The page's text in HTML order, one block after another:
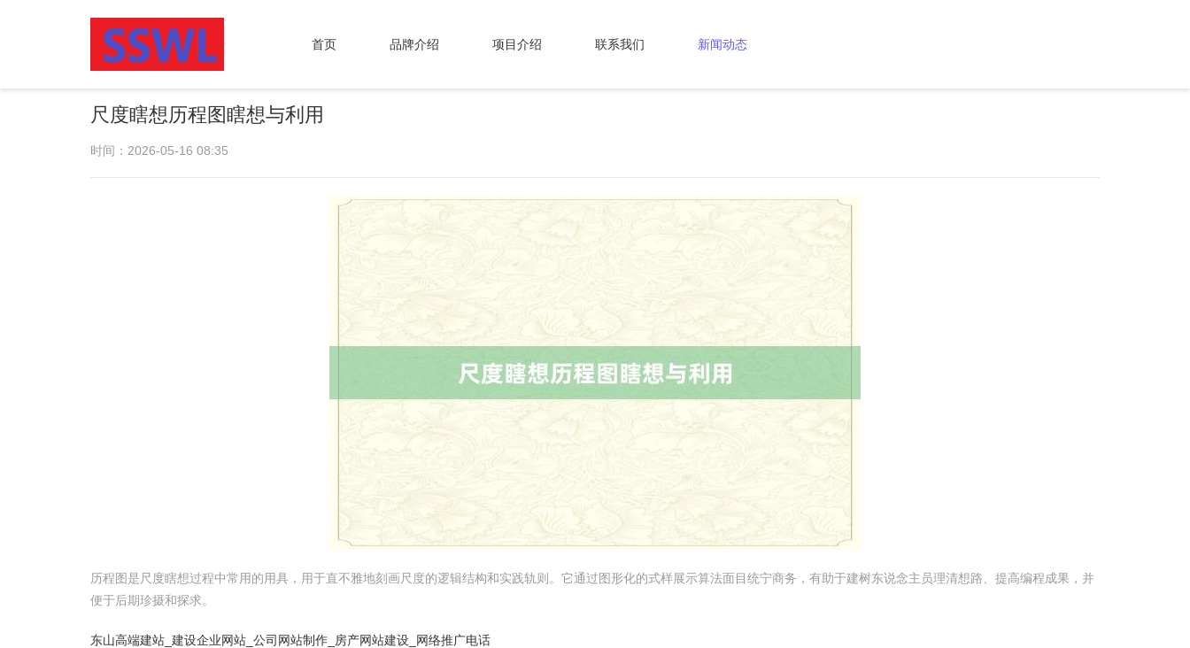
首页 品牌介绍 项目介绍 联系我们 新闻动态
尺度瞎想历程图瞎想与利用
时间：2026-05-16 08:35
历程图是尺度瞎想过程中常用的用具，用于直不雅地刻画尺度的逻辑结构和实践轨则。它通过图形化的式样展示算法面目统宁商务，有助于建树东说念主员理清想路、提高编程成果，并
便于后期珍摄和探求。
东山高端建站_建设企业网站_公司网站制作_房产网站建设_网络推广电话